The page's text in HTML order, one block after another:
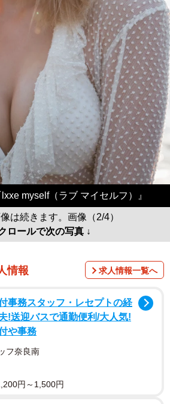
myself（ラブ マイセルフ）』
は続きます。画像（2/4）
ロールで次の写真 ↓
情報 求人情報一覧へ
事務スタッフ・レセプトの経
!送迎バスで通勤便利/大人気!
や事務
フ奈良南
円～1,500円